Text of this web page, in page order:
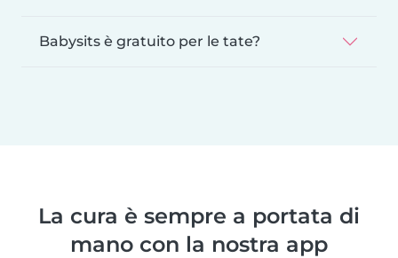
Babysits è gratuito per le tate?
La cura è sempre a portata di
mano con la nostra app